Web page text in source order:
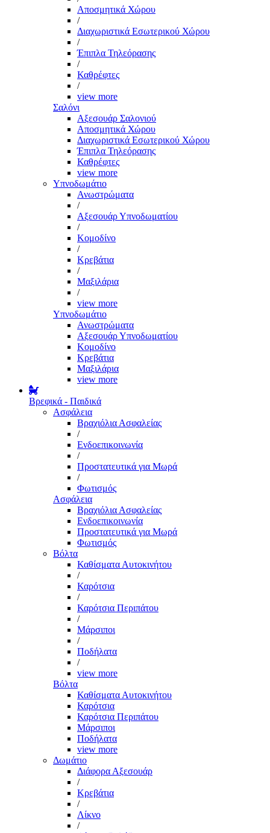
Αποσμητικά Χώρου
/
Διαχωριστικά Εσωτερικού Χώρου
/
Έπιπλα Τηλεόρασης
/
Καθρέφτες
/
view more
Σαλόνι
Αξεσουάρ Σαλονιού
Αποσμητικά Χώρου
Διαχωριστικά Εσωτερικού Χώρου
Έπιπλα Τηλεόρασης
Καθρέφτες
view more
Υπνοδωμάτιο
Ανωστρώματα
/
Αξεσουάρ Υπνοδωματίου
/
Κομοδίνο
/
Κρεβάτια
/
Μαξιλάρια
/
view more
Υπνοδωμάτιο
Ανωστρώματα
Αξεσουάρ Υπνοδωματίου
Κομοδίνο
Κρεβάτια
Μαξιλάρια
view more
Βρεφικά - Παιδικά
Ασφάλεια
Βραχιόλια Ασφαλείας
/
Ενδοεπικοινωνία
/
Προστατευτικά για Μωρά
/
Φωτισμός
Ασφάλεια
Βραχιόλια Ασφαλείας
Ενδοεπικοινωνία
Προστατευτικά για Μωρά
Φωτισμός
Βόλτα
Καθίσματα Αυτοκινήτου
/
Καρότσια
/
Καρότσια Περιπάτου
/
Μάρσιποι
/
Ποδήλατα
/
view more
Βόλτα
Καθίσματα Αυτοκινήτου
Καρότσια
Καρότσια Περιπάτου
Μάρσιποι
Ποδήλατα
view more
Δωμάτιο
Διάφορα Αξεσουάρ
/
Κρεβάτια
/
Λίκνο
/